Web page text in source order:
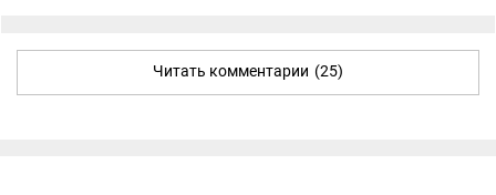
Читать комментарии (25)